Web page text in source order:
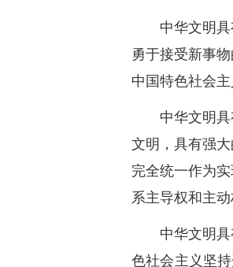
中华文明
勇于接受新事
中国特色社会
中华文明
文明，具有强
完全统一作为
系主导权和主
中华文明
色社会主义坚